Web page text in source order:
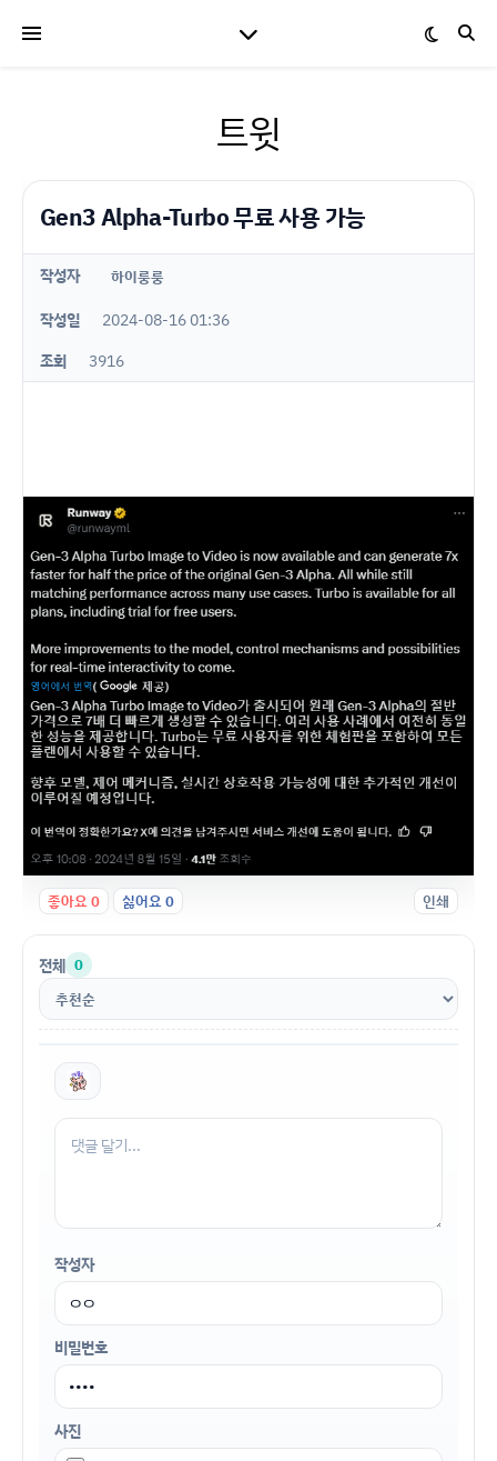
트윗
Gen3 Alpha-Turbo 무료 사용 가능
작성자 하이룽룽
작성일
2024-08-16 01:36
조회
3916
좋아요0 싫어요0 인쇄
전체 0
작성자
비밀번호
사진